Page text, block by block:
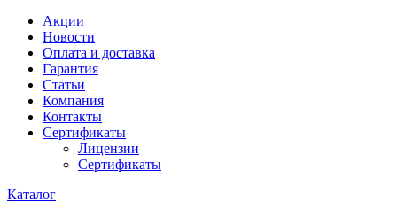
Акции
Новости
Оплата и доставка
Гарантия
Статьи
Компания
Контакты
Сертификаты
Лицензии
Сертификаты
Каталог